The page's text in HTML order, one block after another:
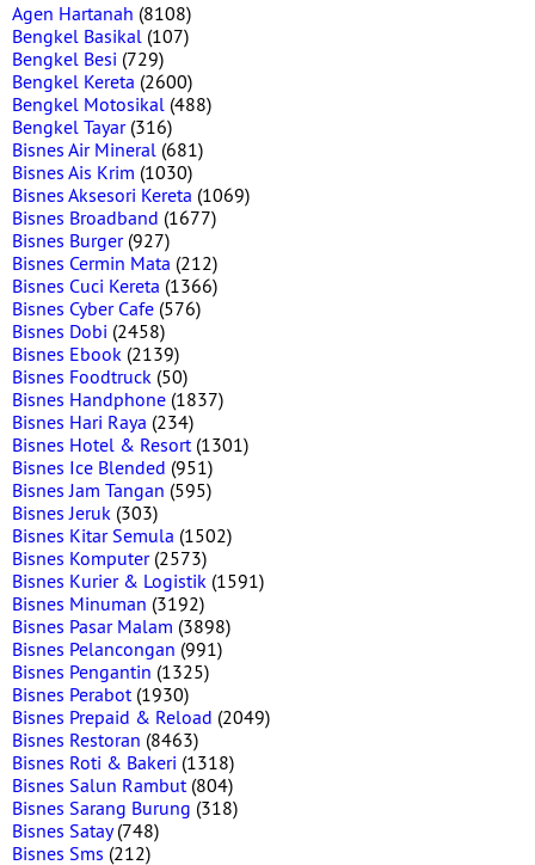
Agen Hartanah (8108)
Bengkel Basikal (107)
Bengkel Besi (729)
Bengkel Kereta (2600)
Bengkel Motosikal (488)
Bengkel Tayar(316)
Bisnes Air Mineral (681)
Bisnes Ais Krim (1030)
Bisnes Aksesori Kereta (1069)
Bisnes Broadband (1677)
Bisnes Burger(927)
Bisnes Cermin Mata (212)
Bisnes Cuci Kereta (1366)
Bisnes Cyber Cafe (576)
Bisnes Dobi (2458)
Bisnes Ebook (2139)
Bisnes Foodtruck (50)
Bisnes Handphone (1837)
Bisnes Hari Raya (234)
Bisnes Hotel & Resort(1301)
Bisnes Ice Blended (951)
Bisnes Jam Tangan (595)
Bisnes Jeruk (303)
Bisnes Kitar Semula (1502)
Bisnes Komputer(2573)
Bisnes Kurier & Logistik (1591)
Bisnes Minuman (3192)
Bisnes Pasar Malam (3898)
Bisnes Pelancongan (991)
Bisnes Pengantin (1325)
Bisnes Perabot(1930)
Bisnes Prepaid & Reload (2049)
Bisnes Restoran (8463)
Bisnes Roti & Bakeri (1318)
Bisnes Salun Rambut(804)
Bisnes Sarang Burung (318)
Bisnes Satay(748)
Bisnes Sms (212)